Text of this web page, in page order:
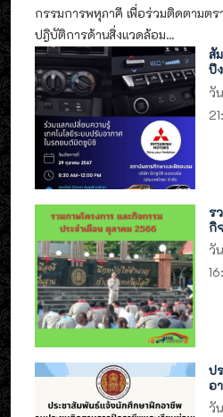
กรรมการพหุภาคี เพื่อร่วมติดตามต
ปฎิบัติการด้านสิ่งแวดล้อม...
สั
ปี
วั
ร
กิ
วั
ป
อ
วั